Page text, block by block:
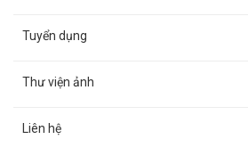
Tuyển dụng
Thư viện ảnh
Liên hệ